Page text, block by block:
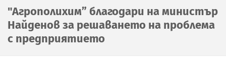
"Агрополихим” благодари на министър
Найденов за решаването на проблема
с предприятието